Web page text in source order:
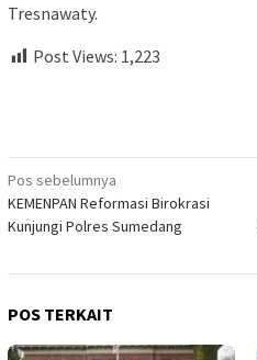
Tresnawaty.
Post Views: 1,223
Navigasi
pos
Pos sebelumnya
KEMENPAN Reformasi Birokrasi
Kunjungi Polres Sumedang
POS TERKAIT